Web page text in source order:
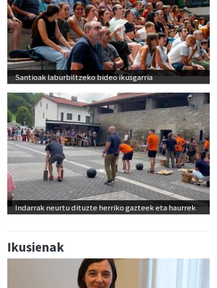
Santioak laburbiltzeko bideo ikusgarria
Indarrak neurtu dituzte herriko gazteek eta haurrek
Ikusienak